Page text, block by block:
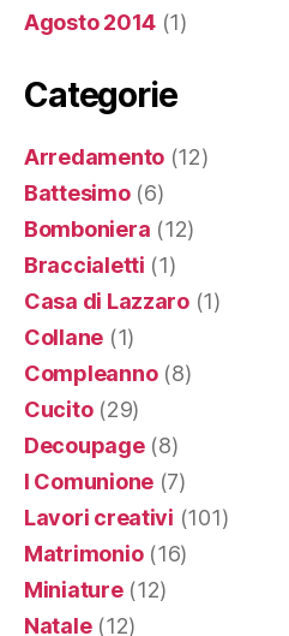
Agosto 2014 (1)
Categorie
Arredamento (12)
Battesimo(6)
Bomboniera (12)
Braccialetti (1)
Casa di Lazzaro(1)
Collane (1)
Compleanno(8)
Cucito(29)
Decoupage(8)
I Comunione (7)
Lavori creativi (101)
Matrimonio(16)
Miniature(12)
Natale(12)